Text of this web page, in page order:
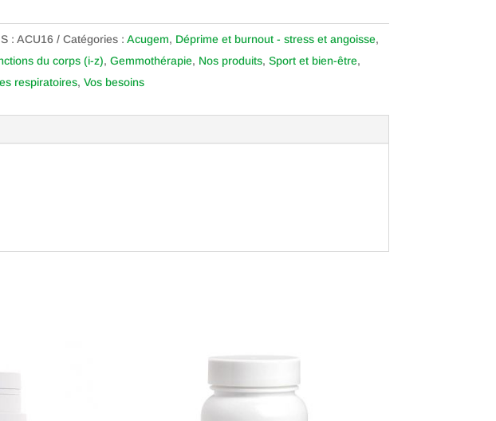
: ACU16 Catégories : Acugem, Déprime et burnout - stress et angoisse,
du corps (i-z), Gemmothérapie, Nos produits, Sport et bien-être,
respiratoires, Vos besoins